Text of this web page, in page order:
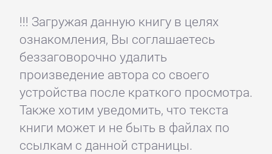
!!! Загружая данную книгу в целях
ознакомления, Вы соглашаетесь
беззаговорочно удалить
произведение автора со своего
устройства после краткого просмотра.
Также хотим уведомить, что текста
книги может и не быть в файлах по
ссылкам с данной страницы.